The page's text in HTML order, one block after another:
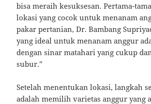
bisa meraih kesuksesan. Pertama-
lokasi yang cocok untuk menanam
pakar pertanian, Dr. Bambang
yang ideal untuk menanam anggur
dengan sinar matahari yang cukup
subur.”
Setelah menentukan lokasi, langkah
adalah memilih varietas anggur yang